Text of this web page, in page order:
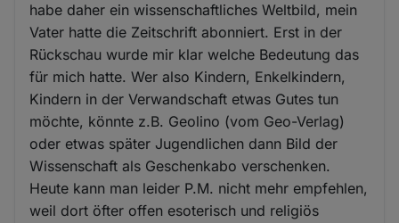
habe daher ein wissenschaftliches Weltbild, mein
Vater hatte die Zeitschrift abonniert. Erst in der
Rückschau wurde mir klar welche Bedeutung das
für mich hatte. Wer also Kindern, Enkelkindern,
Kindern in der Verwandschaft etwas Gutes tun
möchte, könnte z.B. Geolino (vom Geo-Verlag)
oder etwas später Jugendlichen dann Bild der
Wissenschaft als Geschenkabo verschenken.
Heute kann man leider P.M. nicht mehr empfehlen,
weil dort öfter offen esoterisch und religiös